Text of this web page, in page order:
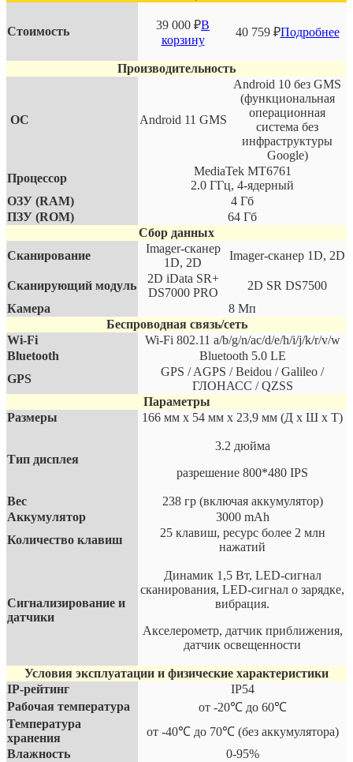
Стоимость 39 000 ₽В
корзину
40 759 ₽Подробнее
Производительность
ОС Android 11 GMS
Android 10 без GMS
(функциональная
операционная
система без
инфраструктуры
Google)
Процессор
MediaTek MT6761
2.0 ГГц, 4-ядерный
ОЗУ (RAM)
4 Гб
ПЗУ (RОM)
64 Гб
Сбор данных
Сканирование
Imager-сканер
1D, 2D
Imager-сканер 1D, 2D
Сканирующий модуль
2D iData SR+
DS7000 PRO
2D SR DS7500
Камера
8 Мп
Беспроводная связь/сеть
Wi-Fi
Wi-Fi 802.11 a/b/g/n/ac/d/e/h/i/j/k/r/v/w
Bluetooth
Bluetooth 5.0 LE
GPS
GPS / AGPS / Beidou / Galileo /
ГЛОНАСС / QZSS
Параметры
Размеры
166 мм х 54 мм х 23,9 мм (Д х Ш х Т)
Тип дисплея
3.2 дюйма
разрешение 800*480 IPS
Вес
238 гр (включая аккумулятор)
Аккумулятор
3000 mAh
Количество клавиш
25 клавиш, ресурс более 2 млн
нажатий
Сигнализирование и
датчики
Динамик 1,5 Вт, LED-сигнал
сканирования, LED-сигнал о зарядке,
вибрация.
Акселерометр, датчик приближения,
датчик освещенности
Условия эксплуатации и физические характеристики
IP-рейтинг
IP54
Рабочая температура
от -20℃ до 60℃
Температура
хранения
от -40℃ до 70℃ (без аккумулятора)
Влажность
0-95%